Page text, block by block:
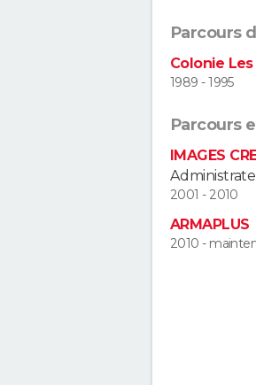
Parcours
Colonie
1989 - 1995
Parcours
IMAGES
2001 - 2010
ARMAPLUS
2010 -